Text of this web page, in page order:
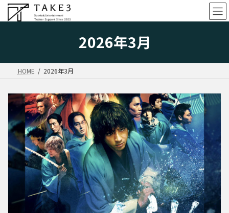
ス
ン
2026年3月
HOME 2026年3月